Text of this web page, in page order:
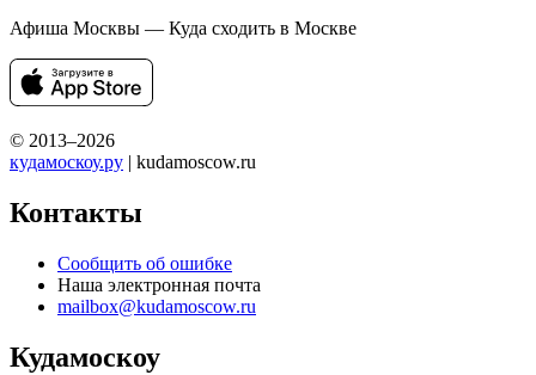
Афиша Москвы — Куда сходить в Москве
© 2013–2026
кудамоскоу.ру | kudamoscow.ru
Контакты
Сообщить об ошибке
Наша электронная почта
mailbox@kudamoscow.ru
Кудамоскоу